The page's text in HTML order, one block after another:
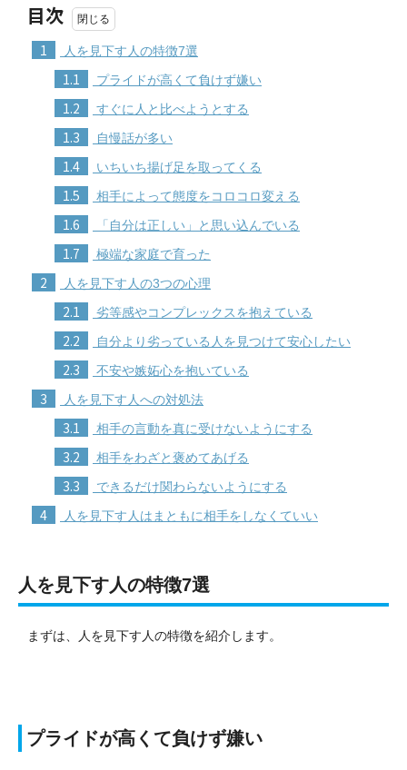
目次
1 人を見下す人の特徴7選
1.1 プライドが高くて負けず嫌い
1.2 すぐに人と比べようとする
1.3 自慢話が多い
1.4 いちいち揚げ足を取ってくる
1.5 相手によって態度をコロコロ変える
1.6 「自分は正しい」と思い込んでいる
1.7 極端な家庭で育った
2 人を見下す人の3つの心理
2.1 劣等感やコンプレックスを抱えている
2.2 自分より劣っている人を見つけて安心したい
2.3 不安や嫉妬心を抱いている
3 人を見下す人への対処法
3.1 相手の言動を真に受けないようにする
3.2 相手をわざと褒めてあげる
3.3 できるだけ関わらないようにする
4 人を見下す人はまともに相手をしなくていい
人を見下す人の特徴7選
まずは、人を見下す人の特徴を紹介します。
プライドが高くて負けず嫌い